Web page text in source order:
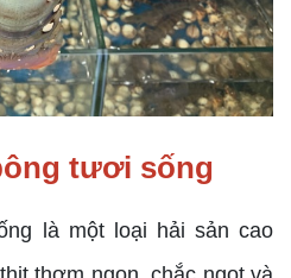
tươi sống
là một loại hải sản cao